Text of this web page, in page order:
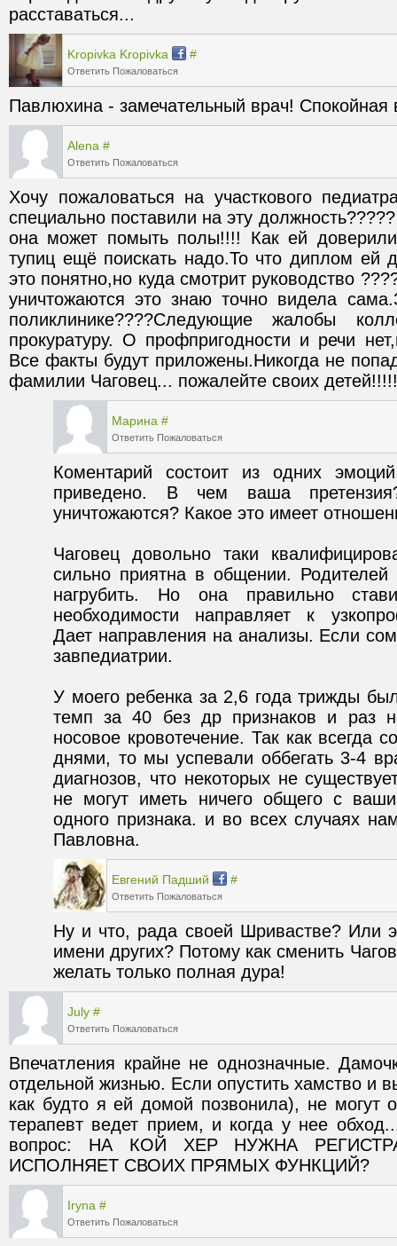
расставаться...
Kropivka Kropivka #
Ответить Пожаловаться
Павлюхина - замечательный врач!
Alena #
Ответить Пожаловаться
Хочу пожаловаться на участкового
специально поставили на эту
она может помыть полы!!!! Как ей доверили
тупиц ещё поискать надо.То что диплом ей
это понятно,но куда смотрит руководство
уничтожаются это знаю точно видела
поликлинике????Следующие жалобы
прокуратуру. О профпригодности и речи
Все факты будут приложены.Никогда не
фамилии Чаговец... пожалейте своих детей!!!!!
Марина #
Ответить Пожаловаться
Коментарий состоит из одних
приведено. В чем ваша
Чаговец довольно таки
сильно приятна в общении.
нагрубить. Но она правильно
необходимости направляет к
Дает направления на анализы. Если
У моего ребенка за 2,6 года трижды
темп за 40 без др признаков и раз
носовое кровотечение. Так как всегда
днями, то мы успевали оббегать 3-4
диагнозов, что некоторых не
не могут иметь ничего общего с
одного признака. и во всех случаях
Павловна.
Евгений Падший #
Ответить Пожаловаться
Ну и что, рада своей Шривастве? Или
имени других? Потому как сменить
желать только полная дура!
July #
Ответить Пожаловаться
Впечатления крайне не однозначные.
отдельной жизнью. Если опустить хамство и
как будто я ей домой позвонила), не могут
терапевт ведет прием, и когда у нее
вопрос: НА КОЙ ХЕР НУЖНА
ИСПОЛНЯЕТ СВОИХ ПРЯМЫХ ФУНКЦИЙ?
Iryna #
Ответить Пожаловаться